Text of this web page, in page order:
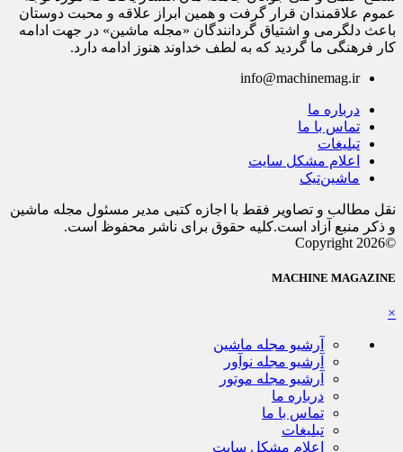
عموم علاقمندان قرار گرفت و همین ابراز علاقه و محبت دوستان
باعث دلگرمی و اشتیاق گردانندگان «مجله ماشین» در جهت ادامه
کار فرهنگی ما گردید که به لطف خداوند هنوز ادامه دارد.
info@machinemag.ir
درباره ما
تماس با ما
تبلیغات
اعلام مشکل سایت
ماشین‌تیک
نقل مطالب و تصاویر فقط با اجازه کتبی مدیر مسئول مجله ماشین
و ذکر منبع آزاد است.کلیه حقوق برای ناشر محفوظ است.
©Copyright 2026
MACHINE MAGAZINE
×
آرشیو مجله ماشین
آرشیو مجله نوآور
آرشیو مجله موتور
درباره ما
تماس با ما
تبلیغات
اعلام مشکل سایت